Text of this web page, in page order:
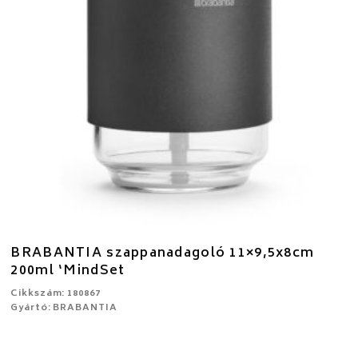
BRABANTIA szappanadagoló 11×9,5x8cm
200ml ‘MindSet
Cikkszám: 180867
Gyártó: BRABANTIA